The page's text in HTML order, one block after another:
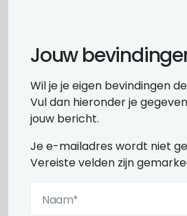
Jouw
Wil je je eigen bevindingen
Vul dan hieronder je
jouw bericht.
Je e-mailadres wordt niet
Vereiste velden zijn